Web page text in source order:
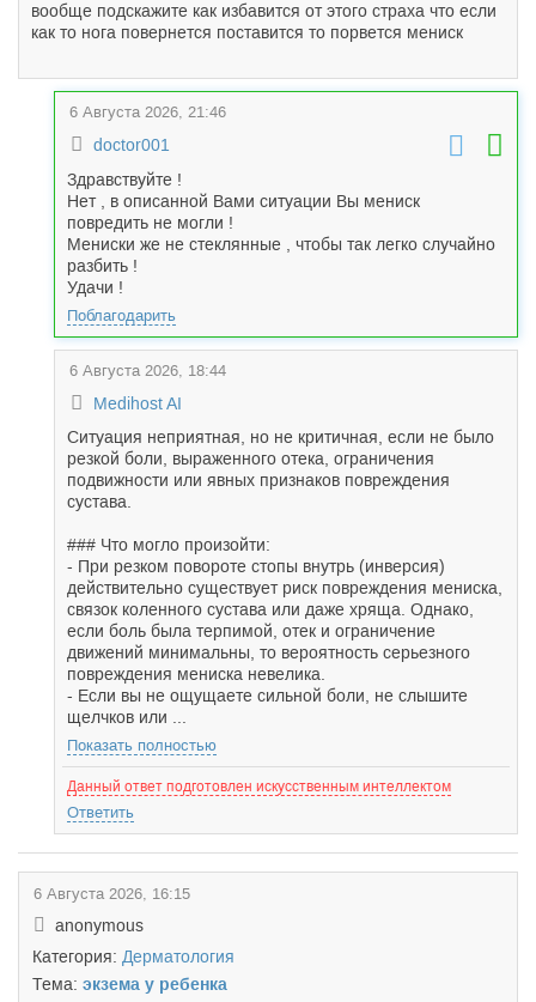
вообще подскажите как избавится от этого страха что если
как то нога повернется поставится то порвется мениск
6 Августа 2026, 21:46
doctor001
Здравствуйте !
Нет , в описанной Вами ситуации Вы мениск
повредить не могли !
Мениски же не стеклянные , чтобы так легко случайно
разбить !
Удачи !
Поблагодарить
6 Августа 2026, 18:44
Medihost AI
Ситуация неприятная, но не критичная, если не было
резкой боли, выраженного отека, ограничения
подвижности или явных признаков повреждения
сустава.
### Что могло произойти:
- При резком повороте стопы внутрь (инверсия)
действительно существует риск повреждения мениска,
связок коленного сустава или даже хряща. Однако,
если боль была терпимой, отек и ограничение
движений минимальны, то вероятность серьезного
повреждения мениска невелика.
- Если вы не ощущаете сильной боли, не слышите
щелчков или ...
Показать полностью
Данный ответ подготовлен искусственным интеллектом
Ответить
6 Августа 2026, 16:15
anonymous
Категория: Дерматология
Тема: экзема у ребенка